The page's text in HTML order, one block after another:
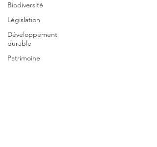
Biodiversité
Législation
Développement
durable
Patrimoine